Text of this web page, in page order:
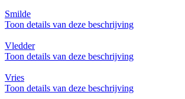
Smilde
Toon details van deze beschrijving
Vledder
Toon details van deze beschrijving
Vries
Toon details van deze beschrijving